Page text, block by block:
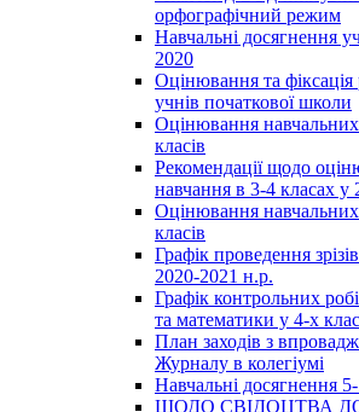
орфографічний режим
Навчальні досягнення
2020
Оцінювання та фіксація
учнів початкової школи
Оцінювання навчальних
класів
Рекомендації щодо
навчання в 3-4 класах у
Оцінювання навчальних
класів
Графік проведення
2020-2021 н.р.
Графік контрольних
та математики у 4-х
План заходів з
Журналу в колегіумі
Навчальні досягнення
ЩОДО СВІДОЦТВА